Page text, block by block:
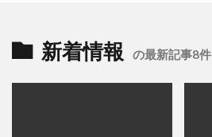
新着情報 の最新記事8件